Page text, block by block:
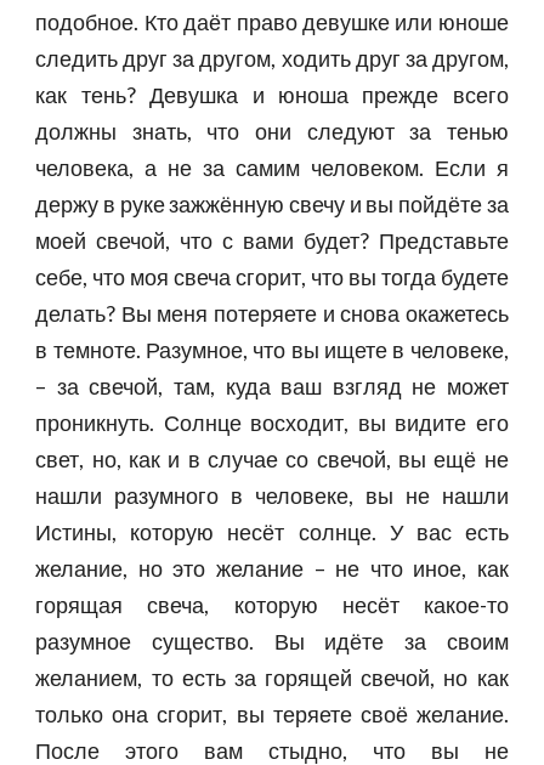
подобное. Кто даёт право девушке или юноше
следить друг за другом, ходить друг за другом,
как тень? Девушка и юноша прежде всего
должны знать, что они следуют за тенью
человека, а не за самим человеком. Если я
держу в руке зажжённую свечу и вы пойдёте за
моей свечой, что с вами будет? Представьте
себе, что моя свеча сгорит, что вы тогда будете
делать? Вы меня потеряете и снова окажетесь
в темноте. Разумное, что вы ищете в человеке,
– за свечой, там, куда ваш взгляд не может
проникнуть. Солнце восходит, вы видите его
свет, но, как и в случае со свечой, вы ещё не
нашли разумного в человеке, вы не нашли
Истины, которую несёт солнце. У вас есть
желание, но это желание – не что иное, как
горящая свеча, которую несёт какое-то
разумное существо. Вы идёте за своим
желанием, то есть за горящей свечой, но как
только она сгорит, вы теряете своё желание.
После этого вам стыдно, что вы не